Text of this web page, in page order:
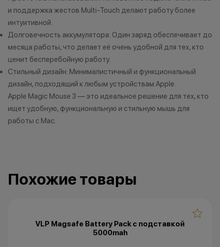
и поддержка жестов Multi-Touch делают работу более
интуитивной.
Долговечность аккумулятора: Один заряд обеспечивает до
месяца работы, что делает её очень удобной для тех, кто
ценит бесперебойную работу.
Стильный дизайн: Минималистичный и функциональный
дизайн, подходящий к любым устройствам Apple.
Apple Magic Mouse 3 — это идеальное решение для тех, кто
ищет удобную, функциональную и стильную мышь для
работы с Mac.
Похожие товары
VLP Magsafe Battery Pack с подставкой
5000mah